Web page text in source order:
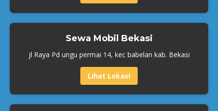
Sewa Mobil Bekasi
jl Raya Pd ungu permai 14, kec babelan kab. Bekasi
Lihat Lokasi